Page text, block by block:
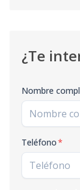
¿Te
Nombre
Teléfono*